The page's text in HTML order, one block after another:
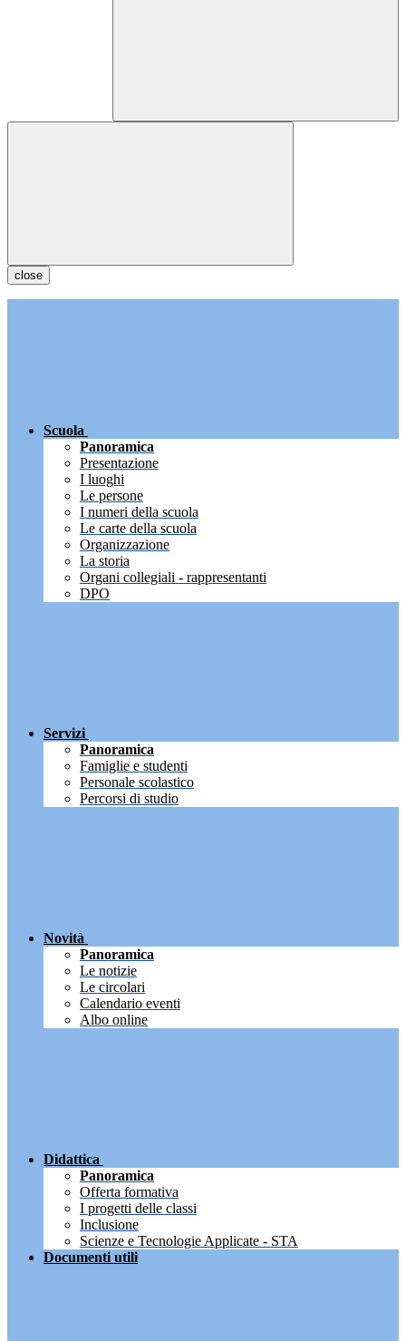
close
Scuola
Panoramica
Presentazione
I luoghi
Le persone
I numeri della scuola
Le carte della scuola
Organizzazione
La storia
Organi collegiali - rappresentanti
DPO
Servizi
Panoramica
Famiglie e studenti
Personale scolastico
Percorsi di studio
Novità
Panoramica
Le notizie
Le circolari
Calendario eventi
Albo online
Didattica
Panoramica
Offerta formativa
I progetti delle classi
Inclusione
Scienze e Tecnologie Applicate - STA
Documenti utili